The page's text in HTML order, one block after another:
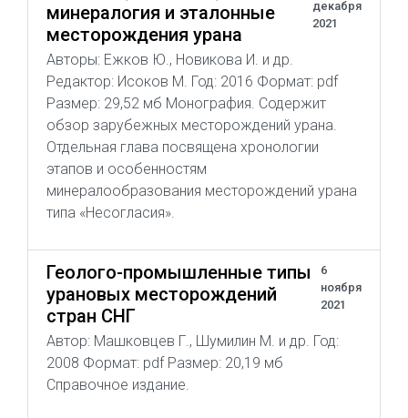
минералогия и эталонные
месторождения урана
декабря
2021
Авторы: Ежков Ю., Новикова И. и др.
Редактор: Исоков М. Год: 2016 Формат: pdf
Размер: 29,52 мб Монография. Содержит
обзор зарубежных месторождений урана.
Отдельная глава посвящена хронологии
этапов и особенностям
минералообразования месторождений урана
типа «Несогласия».
Геолого-промышленные типы
урановых месторождений
стран СНГ
6
ноября
2021
Автор: Машковцев Г., Шумилин М. и др. Год:
2008 Формат: pdf Размер: 20,19 мб
Справочное издание.